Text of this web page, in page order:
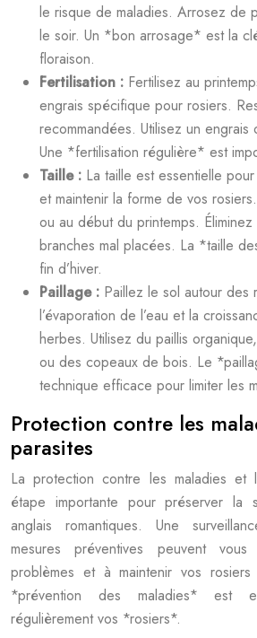
le risque de maladies. Arrosez de
le soir. Un *bon arrosage* est la
floraison.
Fertilisation : Fertilisez au
engrais spécifique pour rosiers.
recommandées. Utilisez un engrais
Une *fertilisation régulière* est
Taille : La taille est essentielle
et maintenir la forme de vos
ou au début du printemps.
branches mal placées. La *taille
fin d’hiver.
Paillage : Paillez le sol autour des
l’évaporation de l’eau et la
herbes. Utilisez du paillis
ou des copeaux de bois. Le
technique efficace pour limiter les
Protection contre les
parasites
La protection contre les maladies et
étape importante pour préserver la
anglais romantiques. Une
mesures préventives peuvent
problèmes et à maintenir vos
*prévention des maladies* est
régulièrement vos *rosiers*.